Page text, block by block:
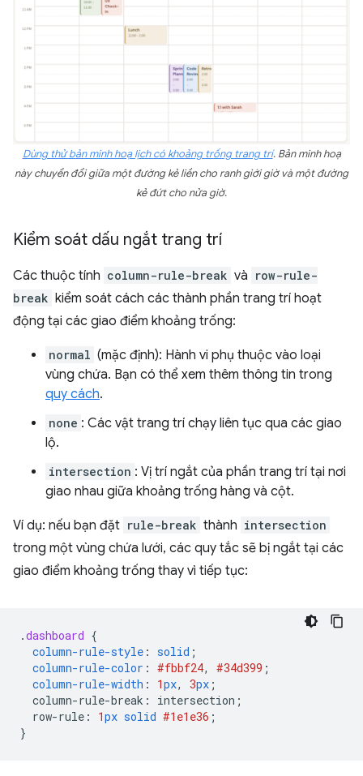
Dùng thử bản minh hoạ lịch có khoảng trống trang trí. Bản minh hoạ
này chuyển đổi giữa một đường kẻ liền cho ranh giới giờ và một đường
kẻ đứt cho nửa giờ.
Kiểm soát dấu ngắt trang trí
Các thuộc tính column-rule-break và row-rule-
break kiểm soát cách các thành phần trang trí hoạt
động tại các giao điểm khoảng trống:
normal (mặc định): Hành vi phụ thuộc vào loại
vùng chứa. Bạn có thể xem thêm thông tin trong
quy cách.
none : Các vật trang trí chạy liên tục qua các giao
lộ.
intersection : Vị trí ngắt của phần trang trí tại nơi
giao nhau giữa khoảng trống hàng và cột.
Ví dụ: nếu bạn đặt rule-break thành intersection
trong một vùng chứa lưới, các quy tắc sẽ bị ngắt tại các
giao điểm khoảng trống thay vì tiếp tục:
.dashboard {
column-rule-style : solid ;
column-rule-color : #fbbf24, #34d399 ;
column-rule-width : 1px, 3px ;
column-rule-break : intersection ;
row-rule : 1px solid #1e1e36 ;
}